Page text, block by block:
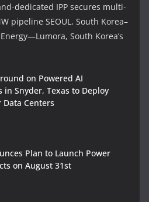
dedicated IPP secures multi-
pipeline SEOUL, South Korea–
South Korea’s
on Powered AI
Snyder, Texas to Deploy
Centers
Plan to Launch Power
on August 31st